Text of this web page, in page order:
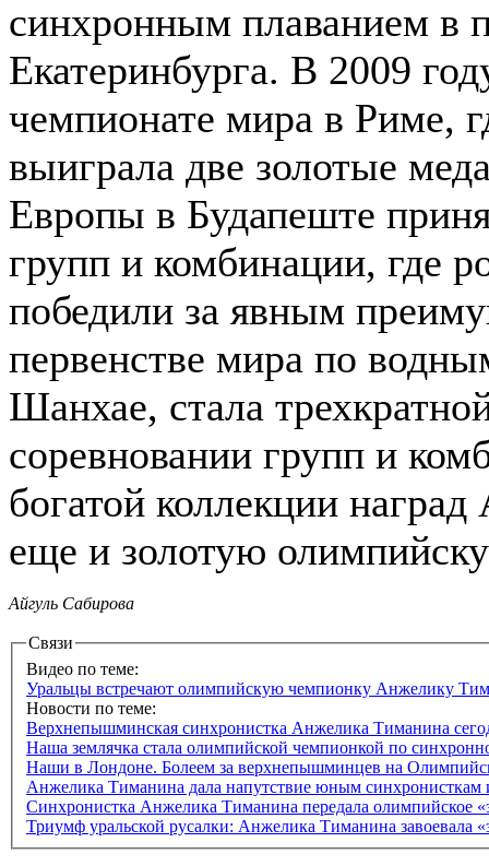
синхронным плаванием
Екатеринбурга. В 2009
чемпионате мира в Риме,
выиграла две золотые
Европы в Будапеште
групп и комбинации, где
победили за явным
первенстве мира по
Шанхае, стала
соревновании групп и
богатой коллекции
еще и золотую
Айгуль Сабирова
Связи
Видео по теме:
Уральцы встречают олимпийскую чемпионку Анжелику
Новости по теме:
Верхнепышминская синхронистка Анжелика Тиманина
Наша землячка стала олимпийской чемпионкой по
Наши в Лондоне. Болеем за верхнепышминцев на
Анжелика Тиманина дала напутствие юным
Синхронистка Анжелика Тиманина передала олимпийское
Триумф уральской русалки: Анжелика Тиманина